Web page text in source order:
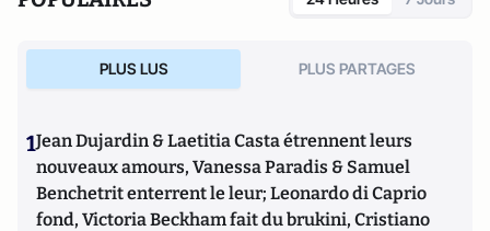
PLUS LUS PLUS PARTAGES
1Jean Dujardin & Laetitia Casta étrennent leurs
nouveaux amours, Vanessa Paradis & Samuel
Benchetrit enterrent le leur; Leonardo di Caprio
fond, Victoria Beckham fait du brukini, Cristiano